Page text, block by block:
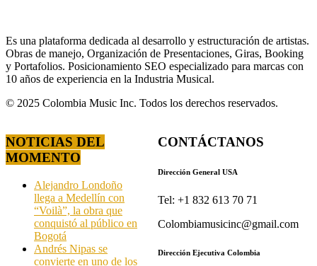
Es una plataforma dedicada al desarrollo y estructuración de artistas.
Obras de manejo, Organización de Presentaciones, Giras, Booking
y Portafolios. Posicionamiento SEO especializado para marcas con
10 años de experiencia en la Industria Musical.
© 2025 Colombia Music Inc. Todos los derechos reservados.
NOTICIAS DEL
MOMENTO
Alejandro Londoño
llega a Medellín con
“Voilà”, la obra que
conquistó al público en
Bogotá
Andrés Nipas se
convierte en uno de los
CONTÁCTANOS
Dirección General USA
Tel: +1 832 613 70 71
Colombiamusicinc@gmail.com
Dirección Ejecutiva Colombia